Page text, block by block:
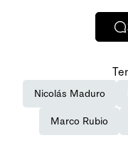
Nicolás Maduro
Marco Rubio